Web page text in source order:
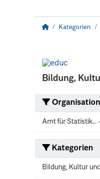
Kategorien
Bildung,
Amt für Statistik... -
Kategorien
Bildung, Kultur